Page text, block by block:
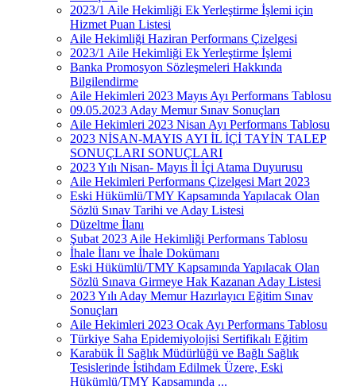
2023/1 Aile Hekimliği Ek Yerleştirme İşlemi için
Hizmet Puan Listesi
Aile Hekimliği Haziran Performans Çizelgesi
2023/1 Aile Hekimliği Ek Yerleştirme İşlemi
Banka Promosyon Sözleşmeleri Hakkında
Bilgilendirme
Aile Hekimleri 2023 Mayıs Ayı Performans Tablosu
09.05.2023 Aday Memur Sınav Sonuçları
Aile Hekimleri 2023 Nisan Ayı Performans Tablosu
2023 NİSAN-MAYIS AYI İL İÇİ TAYİN TALEP
SONUÇLARI SONUÇLARI
2023 Yılı Nisan- Mayıs İl İçi Atama Duyurusu
Aile Hekimleri Performans Çizelgesi Mart 2023
Eski Hükümlü/TMY Kapsamında Yapılacak Olan
Sözlü Sınav Tarihi ve Aday Listesi
Düzeltme İlanı
Şubat 2023 Aile Hekimliği Performans Tablosu
İhale İlanı ve İhale Dokümanı
Eski Hükümlü/TMY Kapsamında Yapılacak Olan
Sözlü Sınava Girmeye Hak Kazanan Aday Listesi
2023 Yılı Aday Memur Hazırlayıcı Eğitim Sınav
Sonuçları
Aile Hekimleri 2023 Ocak Ayı Performans Tablosu
Türkiye Saha Epidemiyolojisi Sertifikalı Eğitim
Karabük İl Sağlık Müdürlüğü ve Bağlı Sağlık
Tesislerinde İstihdam Edilmek Üzere, Eski
Hükümlü/TMY Kapsamında ...